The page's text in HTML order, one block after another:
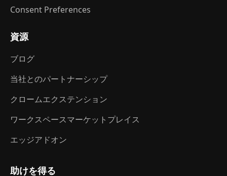
Consent Preferences
資源
ブログ
当社とのパートナーシップ
クロームエクステンション
ワークスペースマーケットプレイス
エッジアドオン
助けを得る